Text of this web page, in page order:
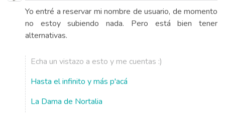
Yo entré a reservar mi nombre de usuario, de momento
no estoy subiendo nada. Pero está bien tener
alternativas.
Echa un vistazo a esto y me cuentas :)
Hasta el infinito y más p'acá
La Dama de Nortalia